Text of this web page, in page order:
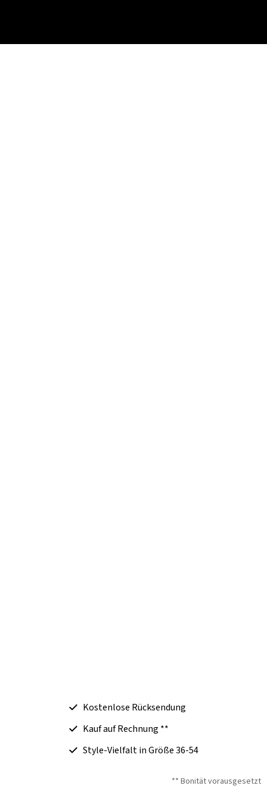
Kostenlose Rücksendung
Kauf auf Rechnung **
Style-Vielfalt in Größe 36-54
** Bonität vorausgesetzt